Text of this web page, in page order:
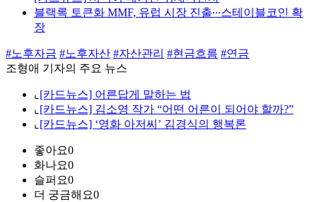
블랙록 토큰화 MMF, 유럽 시장 진출∙∙∙스테이블코인 확
장
#노후자금 #노후자산 #자산관리 #현금흐름 #연금
조형애 기자의 주요 뉴스
⌞ [카드뉴스] 어른답게 말하는 법
⌞ [카드뉴스] 김소영 작가 “어떤 어른이 되어야 할까?”
⌞ [카드뉴스] ‘영화 아저씨’ 김경식의 행복론
좋아요0
화나요0
슬퍼요0
더 궁금해요0